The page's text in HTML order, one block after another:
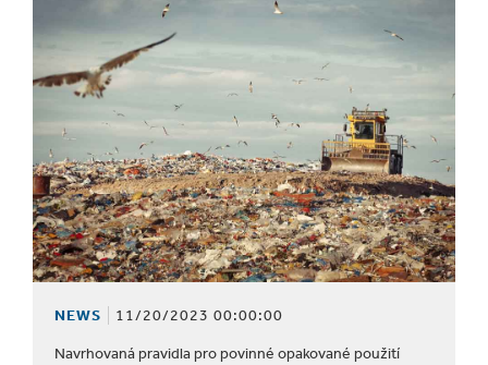
NEWS 11/20/2023 00:00:00
Navrhovaná pravidla pro povinné opakované použití